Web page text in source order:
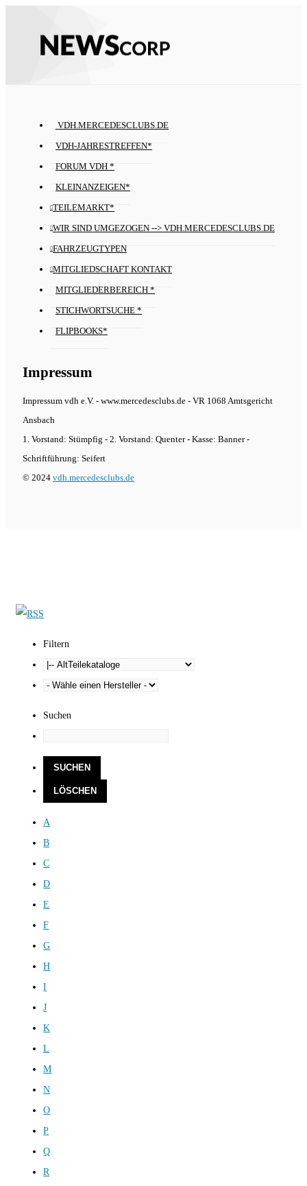
VDH.MERCEDESCLUBS.DE
VDH-JAHRESTREFFEN*
FORUM VDH *
KLEINANZEIGEN*
TEILEMARKT*
WIR SIND UMGEZOGEN --> VDH.MERCEDESCLUBS.DE
FAHRZEUGTYPEN
MITGLIEDSCHAFT KONTAKT
MITGLIEDERBEREICH *
STICHWORTSUCHE *
FLIPBOOKS*
Impressum
Impressum vdh e.V. - www.mercedesclubs.de - VR 1068 Amtsgericht
Ansbach
1. Vorstand: Stümpfig - 2. Vorstand: Quenter - Kasse: Banner -
Schriftführung: Seifert
© 2024 vdh.mercedesclubs.de
Filtern
Suchen
A
B
C
D
E
F
G
H
I
J
K
L
M
N
O
P
Q
R